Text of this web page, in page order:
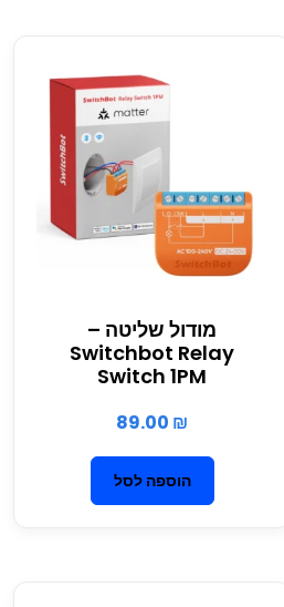
מודול שליטה –
Switchbot Relay
Switch 1PM
89.00 ₪
הוספה לסל